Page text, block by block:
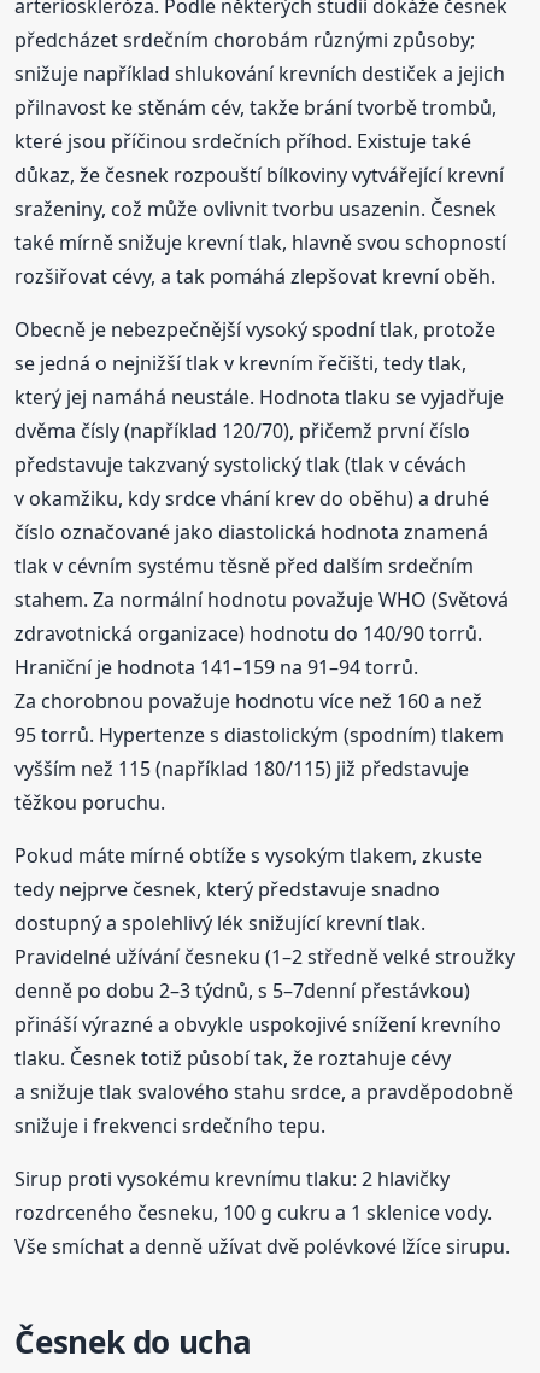
arterioskleróza. Podle některých studií dokáže česnek
předcházet srdečním chorobám různými způsoby;
snižuje například shlukování krevních destiček a jejich
přilnavost ke stěnám cév, takže brání tvorbě trombů,
které jsou příčinou srdečních příhod. Existuje také
důkaz, že česnek rozpouští bílkoviny vytvářející krevní
sraženiny, což může ovlivnit tvorbu usazenin. Česnek
také mírně snižuje krevní tlak, hlavně svou schopností
rozšiřovat cévy, a tak pomáhá zlepšovat krevní oběh.
Obecně je nebezpečnější vysoký spodní tlak, protože
se jedná o nejnižší tlak v krevním řečišti, tedy tlak,
který jej namáhá neustále. Hodnota tlaku se vyjadřuje
dvěma čísly (například 120/70), přičemž první číslo
představuje takzvaný systolický tlak (tlak v cévách
v okamžiku, kdy srdce vhání krev do oběhu) a druhé
číslo označované jako diastolická hodnota znamená
tlak v cévním systému těsně před dalším srdečním
stahem. Za normální hodnotu považuje WHO (Světová
zdravotnická organizace) hodnotu do 140/90 torrů.
Hraniční je hodnota 141–159 na 91–94 torrů.
Za chorobnou považuje hodnotu více než 160 a než
95 torrů. Hypertenze s diastolickým (spodním) tlakem
vyšším než 115 (například 180/115) již představuje
těžkou poruchu.
Pokud máte mírné obtíže s vysokým tlakem, zkuste
tedy nejprve česnek, který představuje snadno
dostupný a spolehlivý lék snižující krevní tlak.
Pravidelné užívání česneku (1–2 středně velké stroužky
denně po dobu 2–3 týdnů, s 5–7denní přestávkou)
přináší výrazné a obvykle uspokojivé snížení krevního
tlaku. Česnek totiž působí tak, že roztahuje cévy
a snižuje tlak svalového stahu srdce, a pravděpodobně
snižuje i frekvenci srdečního tepu.
Sirup proti vysokému krevnímu tlaku: 2 hlavičky
rozdrceného česneku, 100 g cukru a 1 sklenice vody.
Vše smíchat a denně užívat dvě polévkové lžíce sirupu.
Česnek do ucha